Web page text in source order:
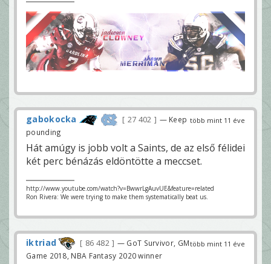
több mint 11 éve
gabokocka 27 402
— Keep
pounding
Hát amúgy is jobb volt a Saints, de az első félidei
két perc bénázás eldöntötte a meccset.
http://www.youtube.com/watch?v=BwwrLgAuvUE&feature=related
Ron Rivera: We were trying to make them systematically beat us.
több mint 11 éve
iktriad 86 482
— GoT Survivor, GM
Game 2018, NBA Fantasy 2020 winner